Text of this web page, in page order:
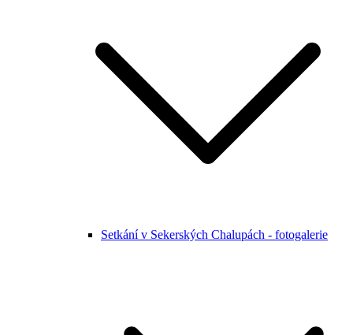
Setkání v Sekerských Chalupách - fotogalerie